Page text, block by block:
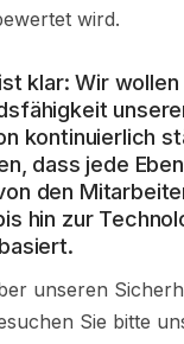
wird.
klar: Wir wollen
kontinuierlich
dass jede
den
hin zur
.
unseren
Sie bitte